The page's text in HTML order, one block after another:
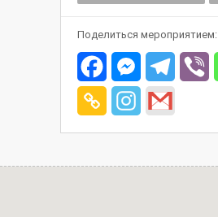
Поделиться мероприятием: